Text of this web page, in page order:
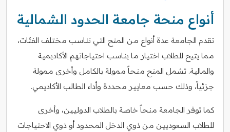
أنواع منحة جامعة الحدود الشمالية
تقدم الجامعة عدة أنواع من المنح التي تناسب مختلف الفئات،
مما يتيح للطلاب اختيار ما يناسب احتياجاتهم الأكاديمية
والمالية. تشمل المنح منحاً ممولة بالكامل وأخرى ممولة
جزئياً، وذلك حسب معايير محددة وأداء الطالب الأكاديمي.
كما توفر الجامعة منحاً خاصة بالطلاب الدوليين، وأخرى
للطلاب السعوديين من ذوي الدخل المحدود أو ذوي الاحتياجات